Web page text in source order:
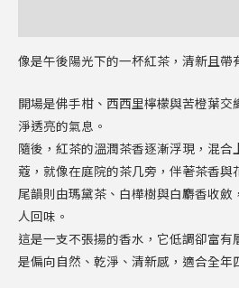
像是午後陽光下的一杯紅茶，清新且帶
開場是佛手柑、西西里檸檬與苦橙葉
淨透亮的氣息。
隨後，紅茶的溫潤茶香逐漸浮現，混合
蔻，就像在庭院的茶几旁，伴著茶香與
尾韻則由瑪黛茶、白樺樹與白麝香收
人回味。
這是一支不張揚的香水，它低調卻富有
是偏向自然、乾淨、清新感，適合全年